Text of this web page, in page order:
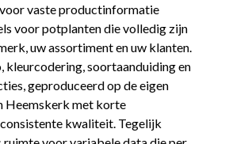
vaste productinformatie
voor potplanten die volledig zijn
uw assortiment en uw klanten.
kleurcodering, soortaanduiding en
geproduceerd op de eigen
Heemskerk met korte
kwaliteit. Tegelijk